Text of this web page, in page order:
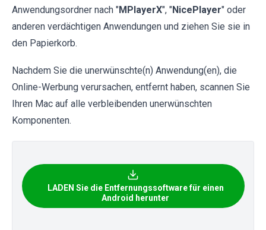
Anwendungsordner nach "MPlayerX", "NicePlayer" oder
anderen verdächtigen Anwendungen und ziehen Sie sie in
den Papierkorb.
Nachdem Sie die unerwünschte(n) Anwendung(en), die
Online-Werbung verursachen, entfernt haben, scannen Sie
Ihren Mac auf alle verbleibenden unerwünschten
Komponenten.
LADEN Sie die Entfernungssoftware für einen
Android herunter